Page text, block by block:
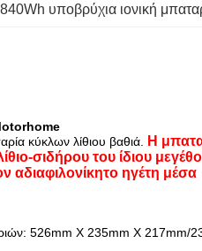
υποβρύχια ιονική
κύκλων λίθιου βαθιά.
Η
σιδήρου του ίδιου
ηγέτη μέσα
526mm X 235mm Χ 217mm/